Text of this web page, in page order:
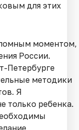
для этих
моментом,
России.
Петербурге
методики
Я
только ребенка.